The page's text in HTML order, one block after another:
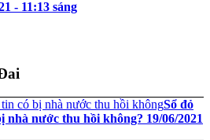
- 11:13 sáng
Sổ đỏ
nhà nước thu hồi không? 19/06/2021